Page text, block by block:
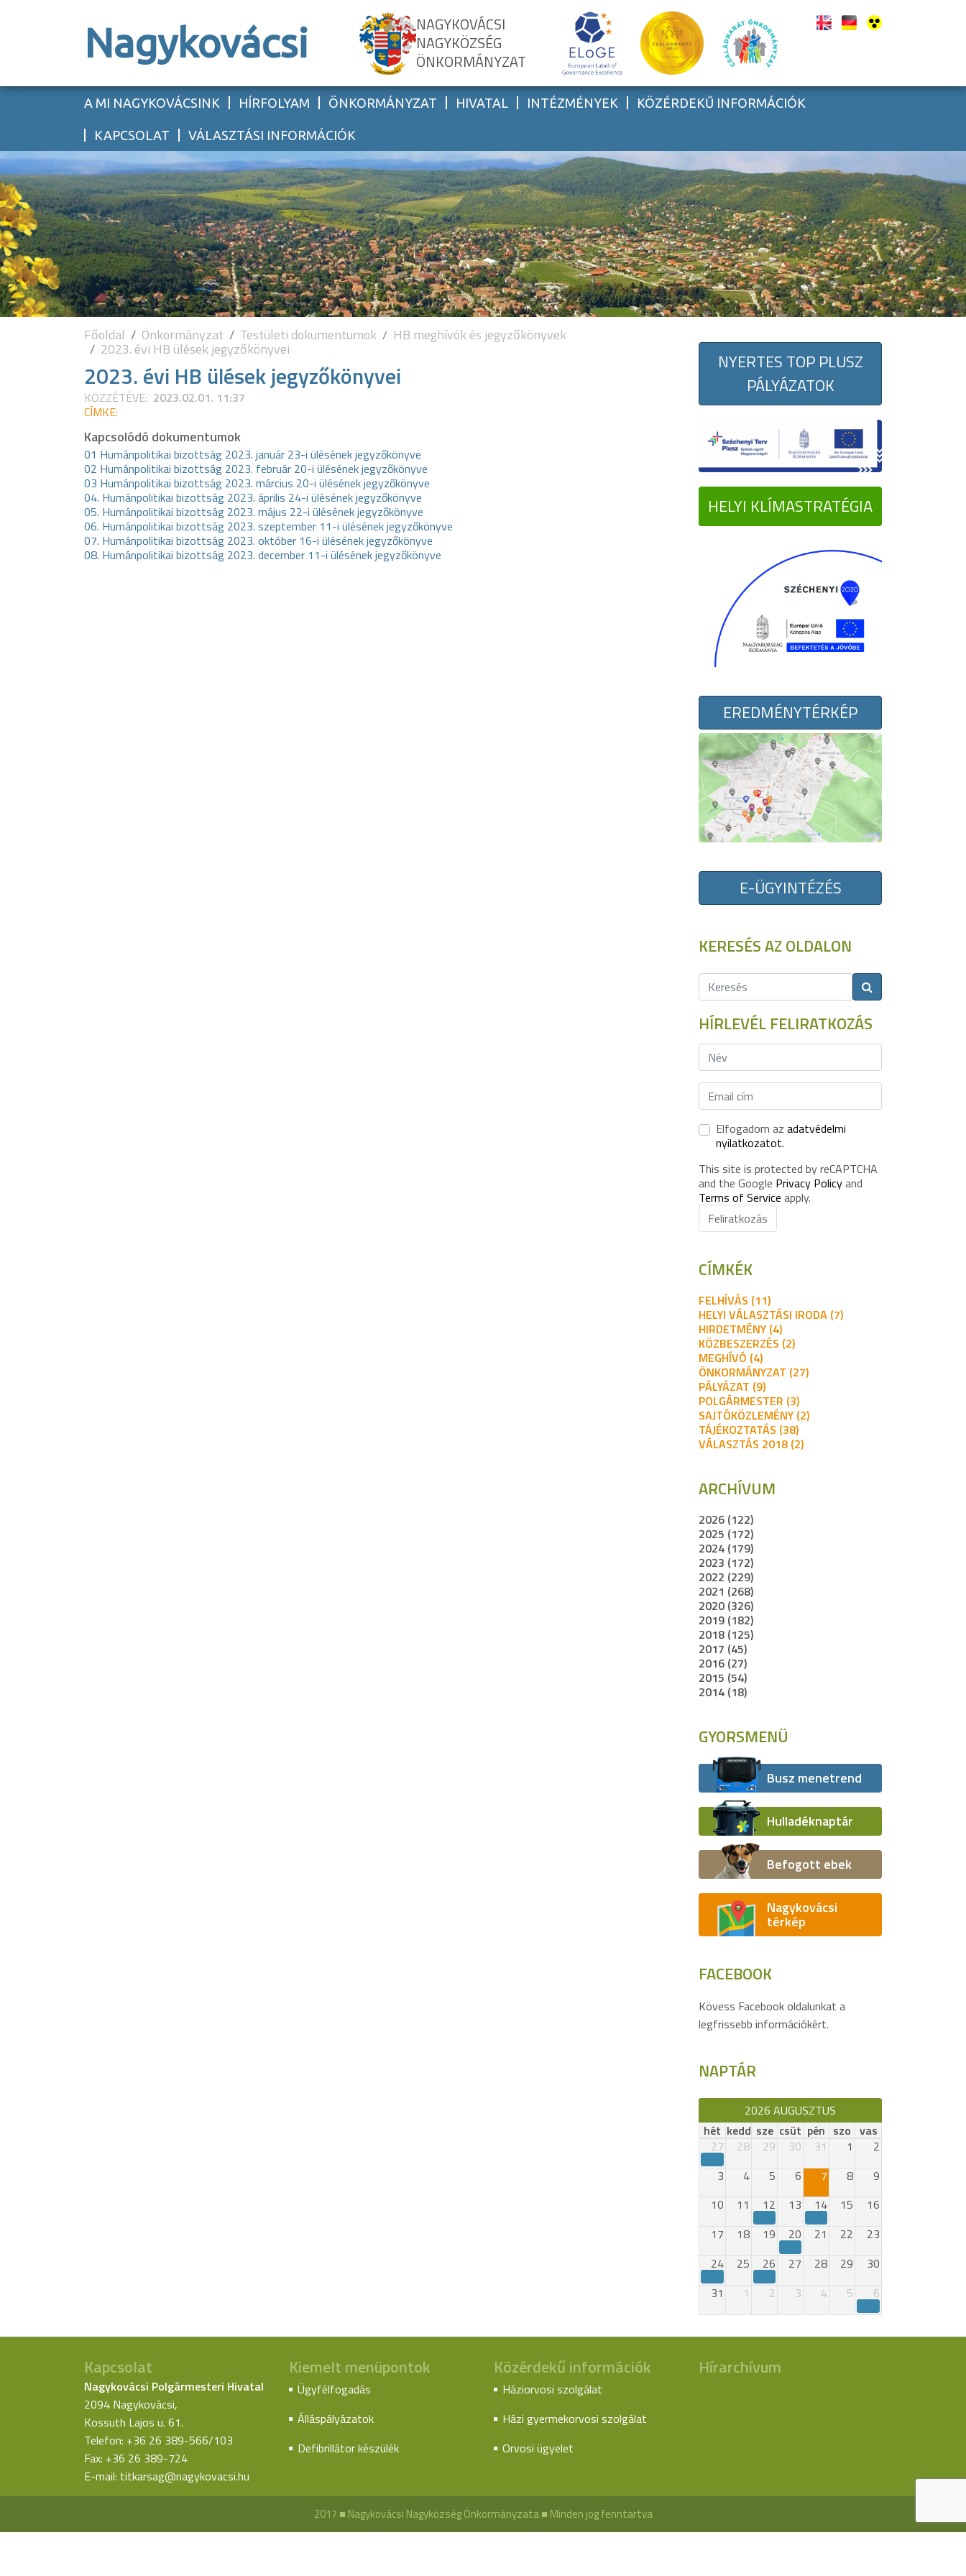
Nagykovácsi
NAGYKOVÁCSI
NAGYKÖZSÉG
ÖNKORMÁNYZAT
A MI NAGYKOVÁCSINK HÍRFOLYAM ÖNKORMÁNYZAT HIVATAL INTÉZMÉNYEK KÖZÉRDEKŰ INFORMÁCIÓK
KAPCSOLAT VÁLASZTÁSI INFORMÁCIÓK
Főoldal Önkormányzat Testületi dokumentumok HB meghívók és jegyzőkönyvek
2023. évi HB ülések jegyzőkönyvei
2023. évi HB ülések jegyzőkönyvei
KÖZZÉTÉVE: 2023.02.01. 11:37
CÍMKE:
Kapcsolódó dokumentumok
01 Humánpolitikai bizottság 2023. január 23-i ülésének jegyzőkönyve
02 Humánpolitikai bizottság 2023. február 20-i ülésének jegyzőkönyve
03 Humánpolitikai bizottság 2023. március 20-i ülésének jegyzőkönyve
04. Humánpolitikai bizottság 2023. április 24-i ülésének jegyzőkönyve
05. Humánpolitikai bizottság 2023. május 22-i ülésének jegyzőkönyve
06. Humánpolitikai bizottság 2023. szeptember 11-i ülésének jegyzőkönyve
07. Humánpolitikai bizottság 2023. október 16-i ülésének jegyzőkönyve
08. Humánpolitikai bizottság 2023. december 11-i ülésének jegyzőkönyve
NYERTES TOP PLUSZ
PÁLYÁZATOK
HELYI KLÍMASTRATÉGIA
EREDMÉNYTÉRKÉP
E-ÜGYINTÉZÉS
KERESÉS AZ OLDALON
HÍRLEVÉL FELIRATKOZÁS
Elfogadom az adatvédelmi
nyilatkozatot.
This site is protected by reCAPTCHA
and the Google Privacy Policyand
Terms of Service apply.
Feliratkozás
CÍMKÉK
FELHÍVÁS (11)
HELYI VÁLASZTÁSI IRODA (7)
HIRDETMÉNY (4)
KÖZBESZERZÉS (2)
MEGHÍVÓ (4)
ÖNKORMÁNYZAT (27)
PÁLYÁZAT (9)
POLGÁRMESTER (3)
SAJTÓKÖZLEMÉNY (2)
TÁJÉKOZTATÁS (38)
VÁLASZTÁS 2018 (2)
ARCHÍVUM
2026 (122)
2025 (172)
2024 (179)
2023 (172)
2022 (229)
2021 (268)
2020 (326)
2019 (182)
2018 (125)
2017 (45)
2016 (27)
2015 (54)
2014 (18)
GYORSMENÜ
Busz menetrend
Hulladéknaptár
Befogott ebek
Nagykovácsi
térkép
FACEBOOK
Kövess Facebook oldalunkat a
legfrissebb információkért.
NAPTÁR
2026 AUGUSZTUS
hét kedd sze csüt pén szo vas
27
28 29 30 31 1
2
3
4 5 6 7 8
9
10
11 12 13 14 15
16
17
18 19 20 21 22
23
24
25 26 27 28 29
30
31
1 2 3 4 5 6
Kapcsolat
Nagykovácsi Polgármesteri Hivatal
2094 Nagykovácsi,
Kossuth Lajos u. 61.
Telefon: +36 26 389-566/103
Fax: +36 26 389-724
E-mail: titkarsag@nagykovacsi.hu
Kiemelt menüpontok
Ügyfélfogadás
Álláspályázatok
Defibrillátor készülék
Közérdekű információk
Háziorvosi szolgálat
Házi gyermekorvosi szolgálat
Orvosi ügyelet
Hírarchívum
2017 ■ Nagykovácsi Nagyközség Önkormányzata ■ Minden jog fenntartva